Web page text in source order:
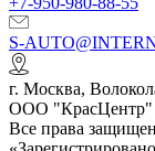
S-
г. Москва,
ООО "КрасЦентр"
Все права